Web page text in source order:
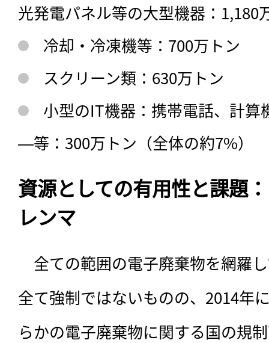
光発電パネル等の大型機器：1,180
冷却・冷凍機等：700万トン
スクリーン類：630万トン
小型のIT機器：携帯電話、計算
―等：300万トン（全体の約7%）
資源としての有用性と課題
レンマ
全ての範囲の電子廃棄物を網羅
全て強制ではないものの、2014年
らかの電子廃棄物に関する国の規